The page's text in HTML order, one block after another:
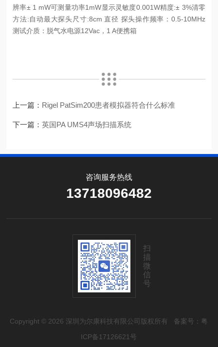
辨率± 1 mW可测量功率1mW显示灵敏度0.001W精度:± 3%清零
方法:自动最大探头尺寸:8cm直径 探头操作频率： 0.5-10MHz
测试介质：脱气水电源12Vac ， 1 A便携箱
上一篇： Rigel PatSim200患者模拟器符合什么标准
下一篇：英国PA UMS4声场扫描系统
咨询服务热线
13718096482
扫
描
微
信
号
Copyright © 2026 深圳为尔康科技有限公司版权所有 备案号：粤
ICP备17126621号